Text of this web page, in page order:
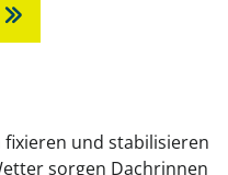
und stabilisieren
sorgen Dachrinnen